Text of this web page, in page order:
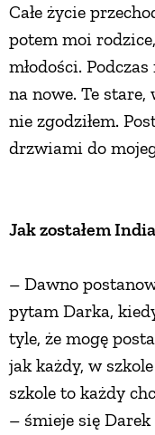
Całe życie
potem moi
młodości.
na nowe. Te stare,
nie zgodziłem.
drzwiami do
Jak zostałem
– Dawno
pytam Darka,
tyle, że mogę
jak każdy, w
szkole to każdy
– śmieje się